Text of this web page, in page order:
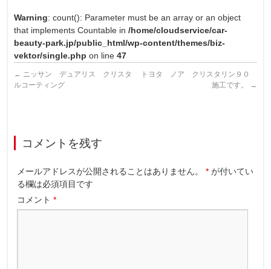
Warning: count(): Parameter must be an array or an object
that implements Countable in/home/cloudservice/car-
beauty-park.jp/public_html/wp-content/themes/biz-
vektor/single.php on line47
← ニッサン デュアリス クリスタ
ルコーティング
トヨタ ノア クリスタリン９０
施工です。
→
コメントを残す
メールアドレスが公開されることはありません。 * が付いてい
る欄は必須項目です
コメント*